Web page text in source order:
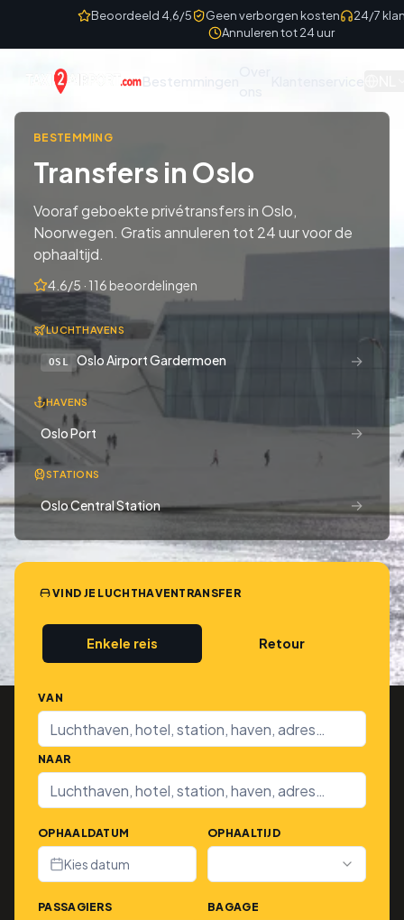
Skip to contentBeoordeeld 4,6/5 Geen verborgen kosten
24/7
Annuleren tot 24 uur
Bestemmingen
BESTEMMING
Transfers in Oslo
Vooraf geboekte privétransfers in Oslo,
Noorwegen. Gratis annuleren tot 24 uur voor de
ophaaltijd.
4.6/5 · 116 beoordelingen
LUCHTHAVENS
OSL Oslo Airport Gardermoen →
HAVENS
Oslo Port →
STATIONS
Oslo Central Station →
VIND JE LUCHTHAVENTRANSFER
Enkele reis Retour
VAN
NAAR
OPHAALDATUM
Kies datum
OPHAALTIJD
PASSAGIERS BAGAGE